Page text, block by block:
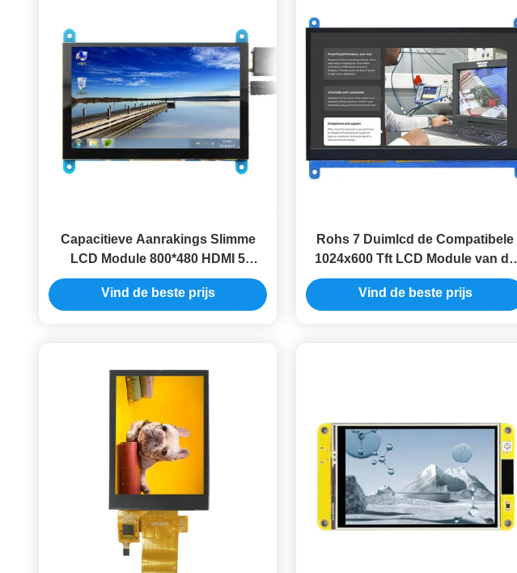
Capacitieve Aanrakings Slimme
LCD Module 800*480 HDMI 5
Duimlcd Vertoningsmodule
Vind de beste prijs
Rohs 7 Duimlcd de Compatibele
1024x600 Tft LCD Module van de
Vertoningsmodule HDMI
Vind de beste prijs